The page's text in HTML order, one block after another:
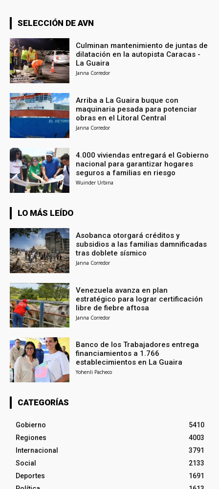
SELECCIÓN DE AVN
Culminan mantenimiento de juntas de
dilatación en la autopista Caracas -
La Guaira
Janna Corredor
Arriba a La Guaira buque con
maquinaria pesada para potenciar
obras en el Litoral Central
Janna Corredor
4.000 viviendas entregará el Gobierno
nacional para garantizar hogares
seguros a familias en riesgo
Wuinder Urbina
LO MÁS LEÍDO
Asobanca otorgará créditos y
subsidios a las familias damnificadas
tras doblete sísmico
Janna Corredor
Venezuela avanza en plan
estratégico para lograr certificación
libre de fiebre aftosa
Janna Corredor
Banco de los Trabajadores entrega
financiamientos a 1.766
establecimientos en La Guaira
Yohenli Pacheco
CATEGORÍAS
Gobierno
5410
Regiones
4003
Internacional
3791
Social
2133
Deportes
1691